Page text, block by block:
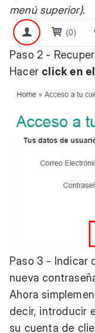
menú superior).
Paso 2 -
Hacer click en
Paso 3 - Indicar
nueva
Ahora
decir, introducir
su cuenta de